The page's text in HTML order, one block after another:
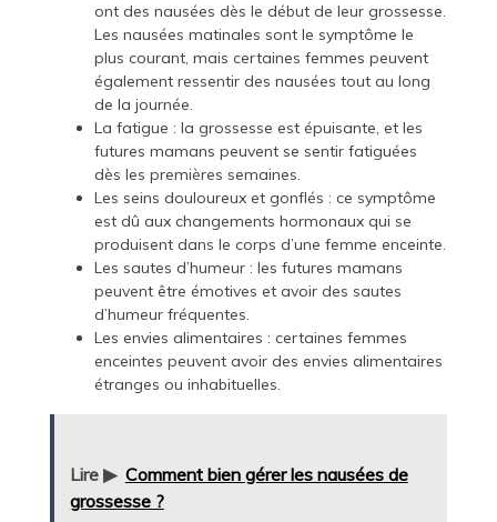
ont des nausées dès le début de leur grossesse.
Les nausées matinales sont le symptôme le
plus courant, mais certaines femmes peuvent
également ressentir des nausées tout au long
de la journée.
La fatigue : la grossesse est épuisante, et les
futures mamans peuvent se sentir fatiguées
dès les premières semaines.
Les seins douloureux et gonflés : ce symptôme
est dû aux changements hormonaux qui se
produisent dans le corps d’une femme enceinte.
Les sautes d’humeur : les futures mamans
peuvent être émotives et avoir des sautes
d’humeur fréquentes.
Les envies alimentaires : certaines femmes
enceintes peuvent avoir des envies alimentaires
étranges ou inhabituelles.
Lire ▶ Comment bien gérer les nausées de
grossesse ?